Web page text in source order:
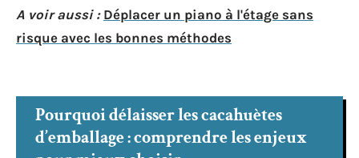
A voir aussi : Déplacer un piano à l'étage sans
risque avec les bonnes méthodes
Pourquoi délaisser les cacahuètes
d’emballage : comprendre les enjeux